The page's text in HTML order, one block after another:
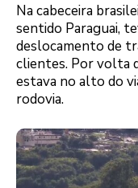
Na cabeceira
sentido Paraguai,
deslocamento de
clientes. Por volta
estava no alto do
rodovia.